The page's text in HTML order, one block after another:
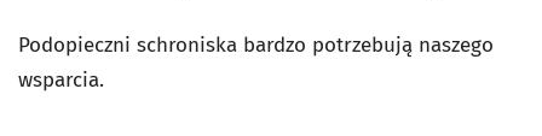
Podopieczni schroniska bardzo potrzebują naszego
wsparcia.